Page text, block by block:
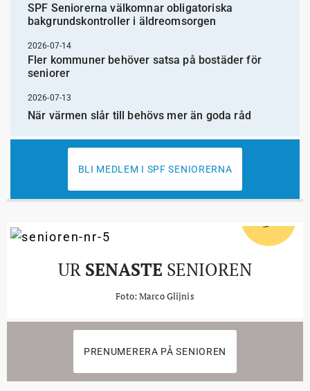
SPF Seniorerna välkomnar obligatoriska
bakgrundskontroller i äldreomsorgen
2026-07-14
Fler kommuner behöver satsa på bostäder för
seniorer
2026-07-13
När värmen slår till behövs mer än goda råd
BLI MEDLEM I SPF SENIORERNA
5
UR SENASTE SENIOREN
Foto: Marco Glijnis
PRENUMERERA PÅ SENIOREN